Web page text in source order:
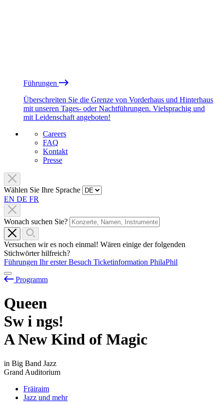
Führungen
Überschreiten Sie die Grenze von Vorderhaus und Hinterhaus
mit unseren Tages- oder Nachtführungen. Vielsprachig und
mit Leidenschaft angeboten!
Careers
FAQ
Kontakt
Presse
Wählen Sie Ihre Sprache
EN DE FR
Wonach suchen Sie?
Versuchen wir es noch einmal! Wären einige der folgenden
Stichwörter hilfreich?
Führungen Ihr erster Besuch Ticketinformation PhilaPhil
Programm
Queen
Sw i ngs!
A New Kind of Magic
in Big Band Jazz
Grand Auditorium
Fräiraim
Jazz und mehr